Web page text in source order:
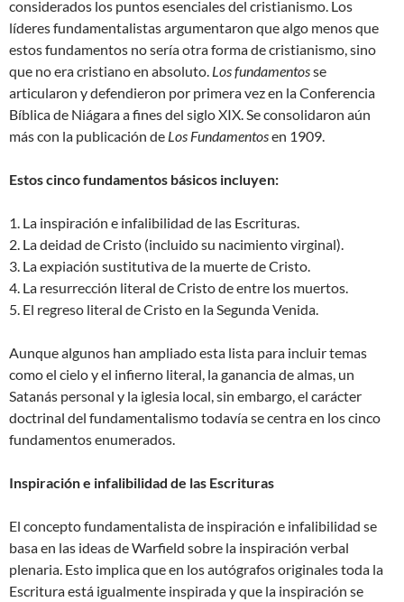
considerados los puntos esenciales del cristianismo. Los
líderes fundamentalistas argumentaron que algo menos que
estos fundamentos no sería otra forma de cristianismo, sino
que no era cristiano en absoluto. Los fundamentosse
articularon y defendieron por primera vez en la Conferencia
Bíblica de Niágara a fines del siglo XIX. Se consolidaron aún
más con la publicación de Los Fundamentosen 1909.
Estos cinco fundamentos básicos incluyen:
1. La inspiración e infalibilidad de las Escrituras.
2. La deidad de Cristo (incluido su nacimiento virginal).
3. La expiación sustitutiva de la muerte de Cristo.
4. La resurrección literal de Cristo de entre los muertos.
5. El regreso literal de Cristo en la Segunda Venida.
Aunque algunos han ampliado esta lista para incluir temas
como el cielo y el infierno literal, la ganancia de almas, un
Satanás personal y la iglesia local, sin embargo, el carácter
doctrinal del fundamentalismo todavía se centra en los cinco
fundamentos enumerados.
Inspiración e infalibilidad de las Escrituras
El concepto fundamentalista de inspiración e infalibilidad se
basa en las ideas de Warfield sobre la inspiración verbal
plenaria. Esto implica que en los autógrafos originales toda la
Escritura está igualmente inspirada y que la inspiración se